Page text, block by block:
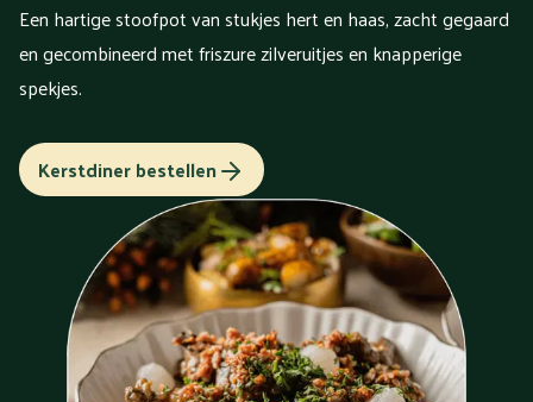
Een hartige stoofpot van stukjes hert en haas, zacht gegaard
en gecombineerd met friszure zilveruitjes en knapperige
spekjes.
Kerstdiner bestellen